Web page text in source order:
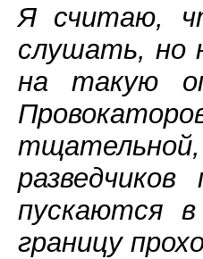
Я считаю,
слушать, но
на такую
тщательной,
пускаются в
границу